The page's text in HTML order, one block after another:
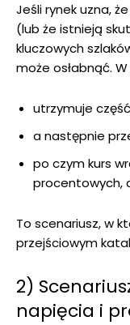
Jeśli rynek uzna,
(lub że istnieją
kluczowych
może osłabnąć.
utrzymuje
a następnie
po czym kurs
procentowych,
To scenariusz, w
przejściowym
2)
napięcia i